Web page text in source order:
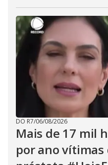
DO R7/06/08/2026
Mais de 17 mil
por ano vítimas